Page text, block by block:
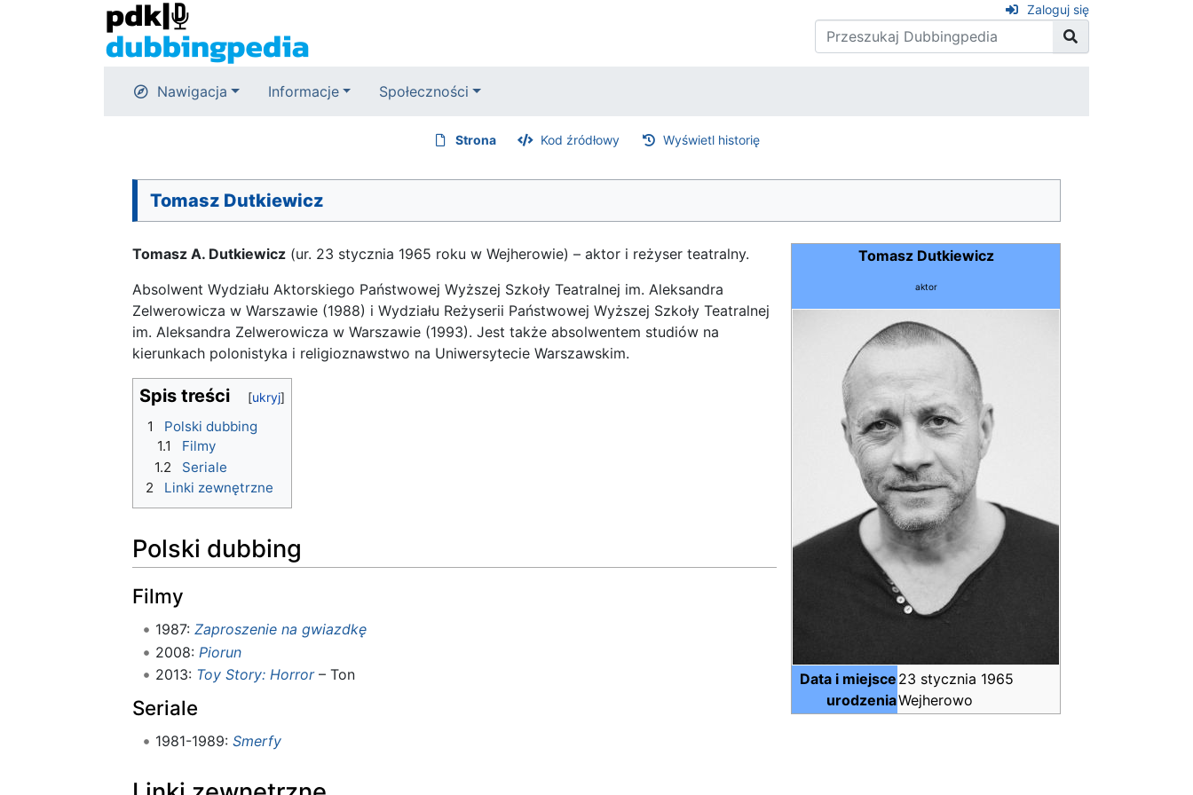
Zaloguj się
Nawigacja Informacje Społeczności
Strona Kod źródłowy Wyświetl historię
Tomasz Dutkiewicz
Tomasz Dutkiewicz
aktor
Data i miejsce
urodzenia
23 stycznia 1965
Wejherowo
Tomasz A. Dutkiewicz (ur. 23 stycznia 1965 roku w Wejherowie) – aktor i reżyser teatralny.
Absolwent Wydziału Aktorskiego Państwowej Wyższej Szkoły Teatralnej im. Aleksandra
Zelwerowicza w Warszawie (1988) i Wydziału Reżyserii Państwowej Wyższej Szkoły Teatralnej
im. Aleksandra Zelwerowicza w Warszawie (1993). Jest także absolwentem studiów na
kierunkach polonistyka i religioznawstwo na Uniwersytecie Warszawskim.
Spis treści
1
Polski dubbing
1.1
Filmy
1.2
Seriale
2
Linki zewnętrzne
Polski dubbing
Filmy
1987: Zaproszenie na gwiazdkę
2008: Piorun
2013: Toy Story: Horror– Ton
Seriale
1981-1989: Smerfy